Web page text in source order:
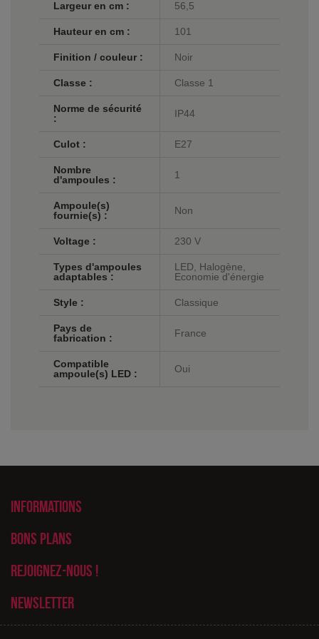
Largeur en cm : 56,5
Hauteur en cm : 101
Finition / couleur : Noir
Classe : Classe 1
Norme de sécurité
:
IP44
Culot : E27
Nombre
d'ampoules :
1
Ampoule(s)
fournie(s) :
Non
Voltage : 230 V
Types d'ampoules
adaptables :
LED, Halogène,
Economie d'énergie
Style : Classique
Pays de
fabrication :
France
Compatible
ampoule(s) LED :
Oui
Informations
Bons plans
Rejoignez-nous !
Newsletter